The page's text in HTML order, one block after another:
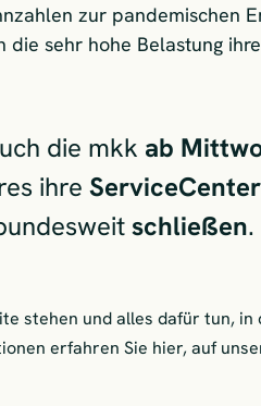
zur pandemischen
sehr hohe Belastung
die mkk ab
ihre
schließen.
stehen und alles dafür tun, in
erfahren Sie hier, auf